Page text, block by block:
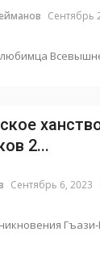
Сентябрь
2...
Сентябрь 6, 2023